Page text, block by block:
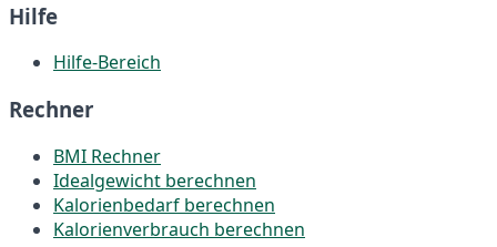
Hilfe
Hilfe-Bereich
Rechner
BMI Rechner
Idealgewicht berechnen
Kalorienbedarf berechnen
Kalorienverbrauch berechnen